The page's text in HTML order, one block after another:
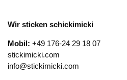
Wir sticken schickimicki
Mobil: +49 176-24 29 18 07
stickimicki.com
info@stickimicki.com